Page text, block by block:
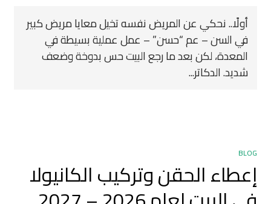
أولًا.. نحكي عن المريض نفسه تخيل معايا مريض كبير
في السن – عم “حسن” – عمل عملية بسيطة في
المعدة، لكن بعد ما رجع البيت حس بدوخة وضعف
شديد. الدكاتر...
BLOG
إعطاء الحقن وتركيب الكانيولا